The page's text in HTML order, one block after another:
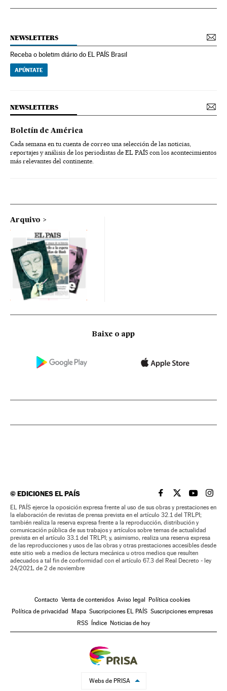
NEWSLETTERS
Receba o boletim diário do EL PAÍS Brasil
APÚNTATE
NEWSLETTERS
Boletín de América
Cada semana en tu cuenta de correo una selección de las noticias,
reportajes y análisis de los periodistas de EL PAÍS con los acontecimientos
más relevantes del continente.
Arquivo
Baixe o app
©EDICIONES EL PAÍS EL PAÍS BRASIL EN
EL PAÍSEL PAÍS
EL
EL PAÍS ejerce la oposición expresa frente al uso de sus obras y prestaciones en
la elaboración de revistas de prensa prevista en el artículo 32.1 del TRLPI;
también realiza la reserva expresa frente a la reproducción, distribución y
comunicación pública de sus trabajos y artículos sobre temas de actualidad
prevista en el artículo 33.1 del TRLPI; y, asimismo, realiza una reserva expresa
de las reproducciones y usos de las obras y otras prestaciones accesibles desde
este sitio web a medios de lectura mecánica u otros medios que resulten
adecuados a tal fin de conformidad con el artículo 67.3 del Real Decreto - ley
24/2021, de 2 de noviembre
Contacto Venta de contenidos Aviso legal Política cookies
Política de privacidad Mapa Suscripciones EL PAÍS Suscripciones empresas
RSS Índice Noticias de hoy
Webs de PRISA